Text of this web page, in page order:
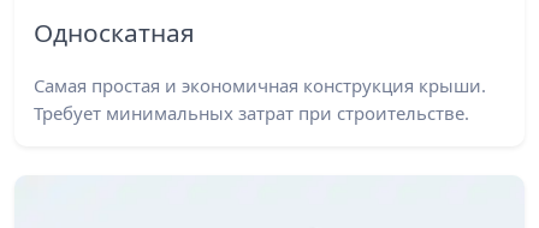
Односкатная
Самая простая и экономичная конструкция крыши.
Требует минимальных затрат при строительстве.